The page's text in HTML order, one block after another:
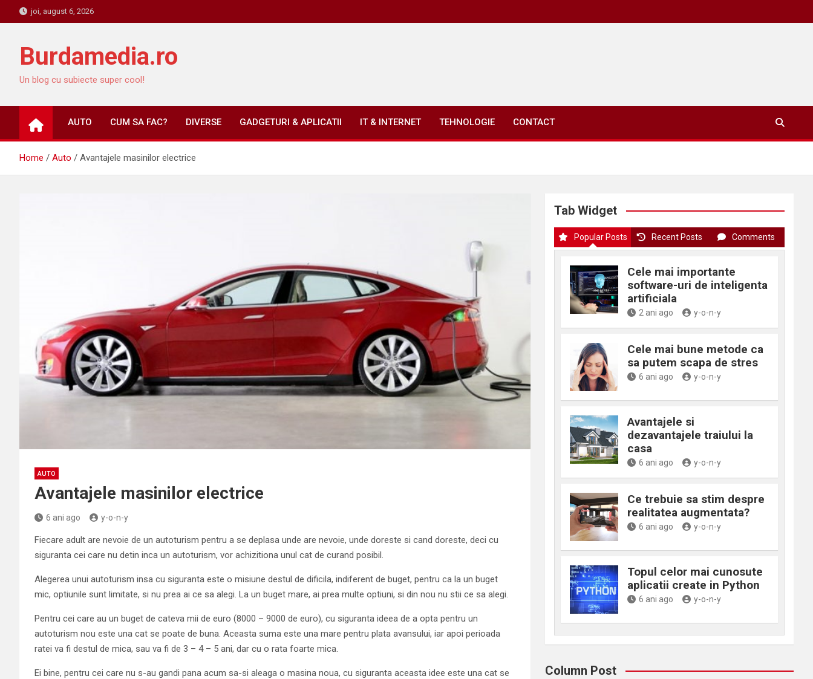
to
joi, august 6, 2026
Burdamedia.ro
Un blog cu subiecte super cool!
AUTO CUM SA FAC? DIVERSE GADGETURI & APLICATII IT & INTERNET TEHNOLOGIE CONTACT
Home Auto Avantajele masinilor electrice
AUTO
Avantajele masinilor electrice
6 ani ago y-o-n-y
Fiecare adult are nevoie de un autoturism pentru a se deplasa unde are nevoie, unde doreste si cand doreste, deci cu
siguranta cei care nu detin inca un autoturism, vor achizitiona unul cat de curand posibil.
Alegerea unui autoturism insa cu siguranta este o misiune destul de dificila, indiferent de buget, pentru ca la un buget
mic, optiunile sunt limitate, si nu prea ai ce sa alegi. La un buget mare, ai prea multe optiuni, si din nou nu stii ce sa alegi.
Pentru cei care au un buget de cateva mii de euro (8000 – 9000 de euro), cu siguranta ideea de a opta pentru un
autoturism nou este una cat se poate de buna. Aceasta suma este una mare pentru plata avansului, iar apoi perioada
ratei va fi destul de mica, sau va fi de 3 – 4 – 5 ani, dar cu o rata foarte mica.
Ei bine, pentru cei care nu s-au gandi pana acum sa-si aleaga o masina noua, cu siguranta aceasta idee este una cat se
Tab Widget
Popular Posts Recent Posts Comments
Cele mai importante
software-uri de inteligenta
artificiala
2 ani ago y-o-n-y
Cele mai bune metode ca
sa putem scapa de stres
6 ani ago y-o-n-y
Avantajele si
dezavantajele traiului la
casa
6 ani ago y-o-n-y
Ce trebuie sa stim despre
realitatea augmentata?
6 ani ago y-o-n-y
Topul celor mai cunosute
aplicatii create in Python
6 ani ago y-o-n-y
Column Post